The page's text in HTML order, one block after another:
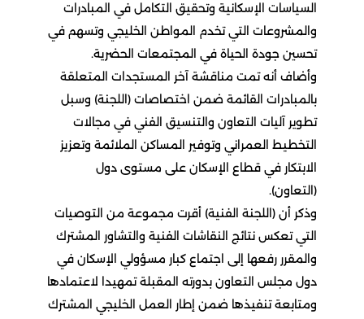
السياسات الإسكانية وتحقيق التكامل في المبادرات
والمشروعات التي تخدم المواطن الخليجي وتسهم في
تحسين جودة الحياة في المجتمعات الحضرية.
وأضاف أنه تمت مناقشة آخر المستجدات المتعلقة
بالمبادرات القائمة ضمن اختصاصات (اللجنة) وسبل
تطوير آليات التعاون والتنسيق الفني في مجالات
التخطيط العمراني وتوفير المساكن الملائمة وتعزيز
الابتكار في قطاع الإسكان على مستوى دول
(التعاون).
وذكر أن (اللجنة الفنية) أقرت مجموعة من التوصيات
التي تعكس نتائج النقاشات الفنية والتشاور المشترك
والمقرر رفعها إلى اجتماع كبار مسؤولي الإسكان في
دول مجلس التعاون بدورته المقبلة تمهيدا لاعتمادها
ومتابعة تنفيذها ضمن إطار العمل الخليجي المشترك